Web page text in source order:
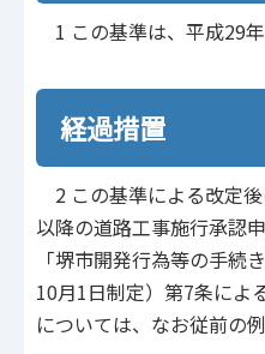
1 この基準は、平成29
経過措置
2 この基準による改定
以降の道路工事施行承認
「堺市開発行為等の手続
10月1日制定）第7条によ
については、なお従前の例